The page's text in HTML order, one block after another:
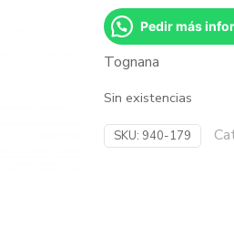
Pedir más
Tognana
Sin existencias
SKU: 940-179